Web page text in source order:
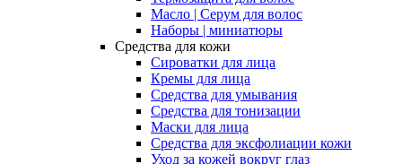
Масло | Серум для волос
Наборы | миниатюры
Средства для кожи
Сироватки для лица
Кремы для лица
Средства для умывания
Средства для тонизации
Маски для лица
Средства для эксфолиации кожи
Уход за кожей вокруг глаз